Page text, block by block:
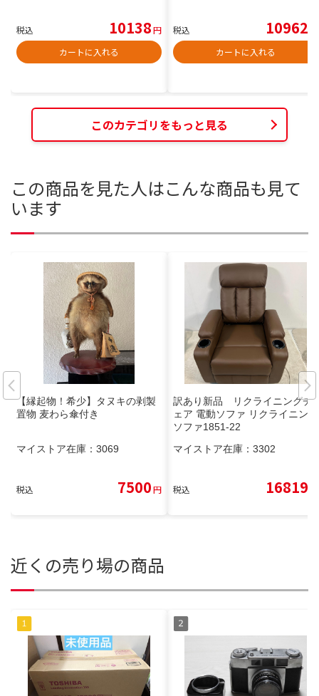
税込 10138円
カートに入れる
税込 10962
カートに入れる
このカテゴリをもっと見る
この商品を見た人はこんな商品も見て
います
【縁起物！希少】タヌキの剥製
置物 麦わら傘付き
マイストア在庫： 3069
税込 7500円
訳あり新品 リクライニングチ
ェア 電動ソファ リクライニング
ソファ1851-22
マイストア在庫： 3302
税込 16819
近くの売り場の商品